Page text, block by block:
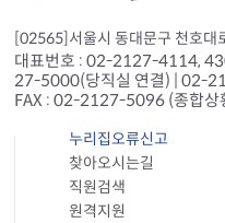
[02565]서울시 동대문구 천호대
대표번호 : 02-2127-4114,
27-5000(당직실 연결) | 02-
FAX : 02-2127-5096 (종합상
누리집오류신고
찾아오시는길
직원검색
원격지원